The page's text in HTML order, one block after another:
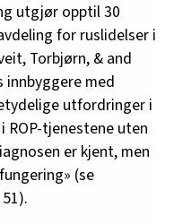
utgjør opptil 30
for ruslidelser i
Torbjørn, & and
innbyggere med
utfordringer i
ROP-tjenestene uten
er kjent, men
(se